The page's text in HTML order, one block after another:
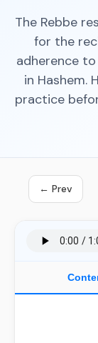
The Rebbe
for the
adherence
in Hashem.
practice
← Prev